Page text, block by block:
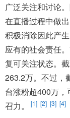
广泛关注和讨论
在直播过程中做
积极消除因此产
应有的社会责任
复可关注状态。
263.2万。不过，
台涨粉超400万
召力。
[1] [2] [3] [4]